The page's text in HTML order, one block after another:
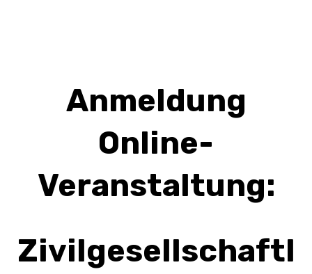
Anmeldung
Online-
Veranstaltung:
Zivilgesellschaftl